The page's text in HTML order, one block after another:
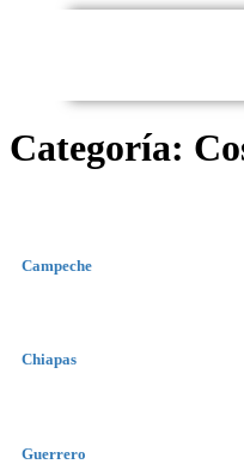
Categoría:
Campeche
Chiapas
Guerrero